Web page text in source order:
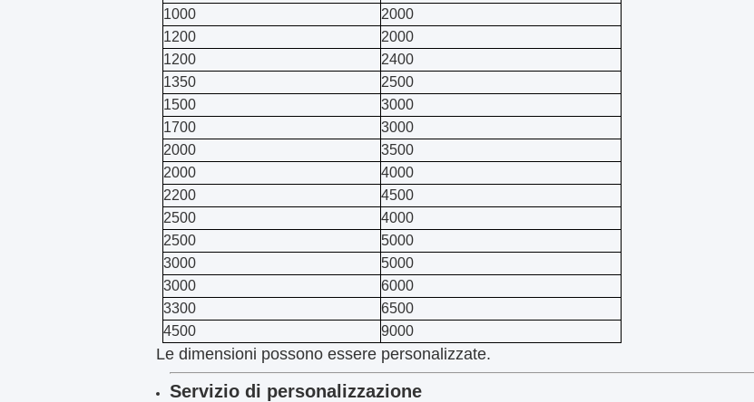
1000
2000
1200
2000
1200
2400
1350
2500
1500
3000
1700
3000
2000
3500
2000
4000
2200
4500
2500
4000
2500
5000
3000
5000
3000
6000
3300
6500
4500
9000
Le dimensioni possono essere personalizzate.
Servizio di personalizzazione